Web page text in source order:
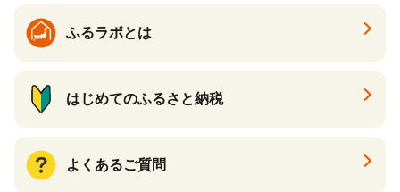
ふるラボとは
はじめてのふるさと納税
よくあるご質問